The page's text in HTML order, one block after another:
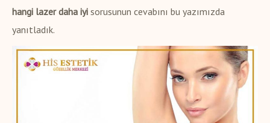
hangi lazer daha iyi sorusunun cevabını bu yazımızda
yanıtladık.